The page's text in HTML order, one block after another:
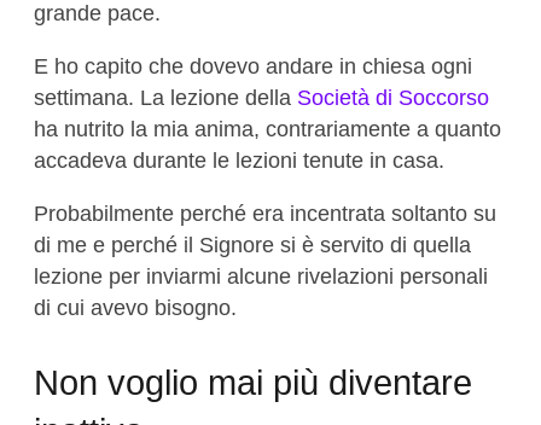
grande pace.
E ho capito che dovevo andare in chiesa ogni
settimana. La lezione della Società di Soccorso
ha nutrito la mia anima, contrariamente a quanto
accadeva durante le lezioni tenute in casa.
Probabilmente perché era incentrata soltanto su
di me e perché il Signore si è servito di quella
lezione per inviarmi alcune rivelazioni personali
di cui avevo bisogno.
Non voglio mai più diventare